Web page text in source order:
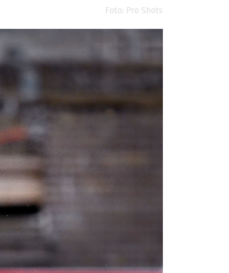
Foto: Pro Shots